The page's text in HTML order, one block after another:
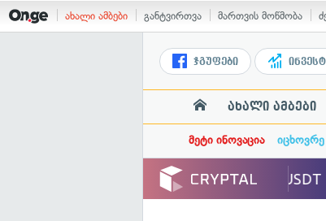
ახალი ამბები განტვირთვა მართვის მოწმობა
ჯგუფები
ახალი ამბები
მეტი ინოვაცია